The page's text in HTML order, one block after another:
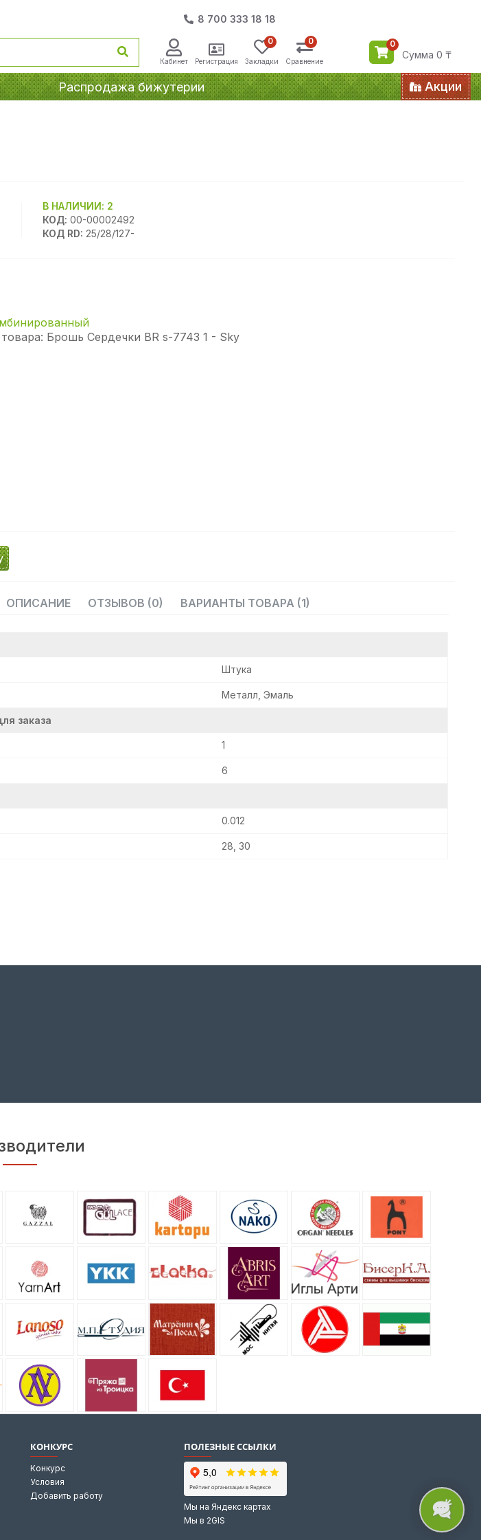
8 700 333 18 18
Кабинет Регистрация Закладки
0
Сравнение
0 0
Сумма 0 ₸
Распродажа бижутерии Акции
ОПИСАНИЕ ОТЗЫВОВ (0) ВАРИАНТЫ ТОВАРА (1)
Штука
Металл, Эмаль
заказа
1
6
0.012
28, 30
В НАЛИЧИИ: 2
КОД: 00-00002492
КОД RD: 25/28/127-
Брошь Сердечки BR s-7743 1 - Sky
КОНКУРС
Конкурс
Условия
Добавить работу
ПОЛЕЗНЫЕ ССЫЛКИ
Мы на Яндекс картах
Мы в 2GIS